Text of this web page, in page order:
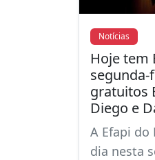
Notícias
Hoje tem
segunda-
gratuitos
Diego e
A Efapi do
dia nesta